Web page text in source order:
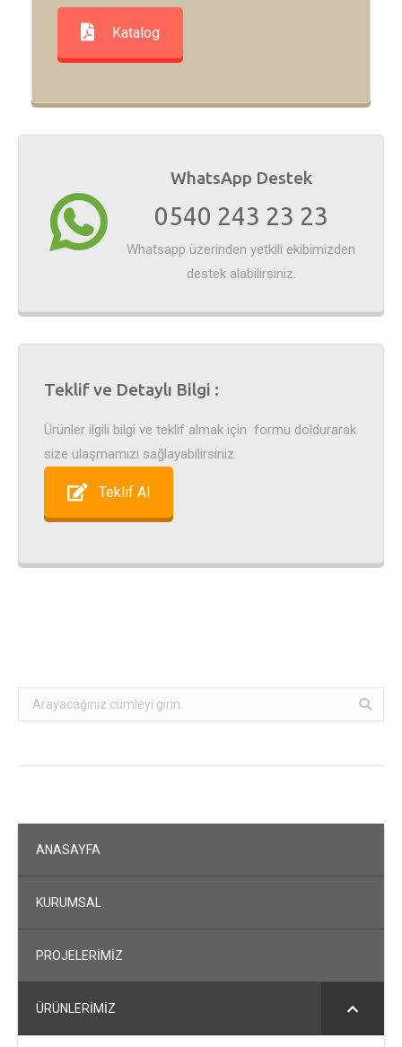
Katalog
WhatsApp Destek
0540 243 23 23
Whatsapp üzerinden yetkili ekibimizden
destek alabilirsiniz.
Teklif ve Detaylı Bilgi :
Ürünler ilgili bilgi ve teklif almak için formu doldurarak
size ulaşmamızı sağlayabilirsiniz
Teklif Al
Search:
ANASAYFA
KURUMSAL
PROJELERİMİZ
ÜRÜNLERİMİZ